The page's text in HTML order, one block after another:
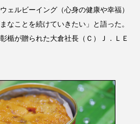
ェルビーイング（心身の健康や幸福）
なことを続けていきたい」と語った。
楯が贈られた大倉社長（Ｃ）Ｊ．ＬＥ